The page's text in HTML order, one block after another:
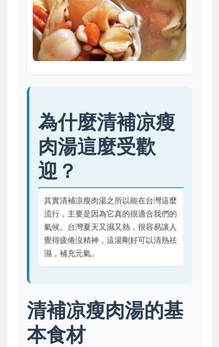
為什麼清補凉瘦
肉湯這麼受歡
迎？
其實清補凉瘦肉湯之所以能在台灣這麼
流行，主要是因為它真的很適合我們的
氣候。台灣夏天又濕又熱，很容易讓人
覺得疲倦沒精神，這湯剛好可以清熱祛
濕，補充元氣。
清補凉瘦肉湯的基
本食材